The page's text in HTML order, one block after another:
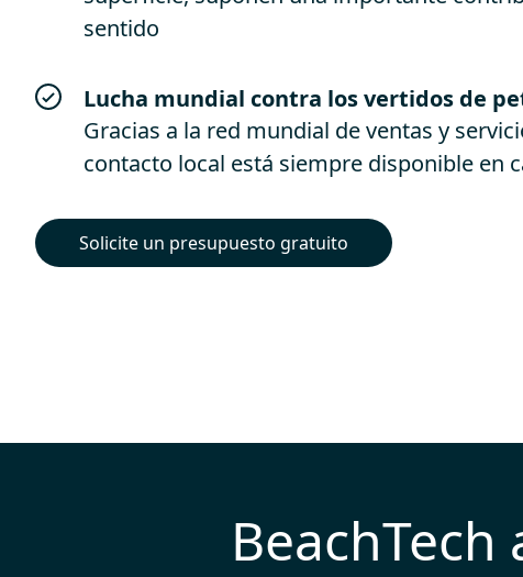
sentido
Lucha mundial contra los vertidos de
Gracias a la red mundial de ventas y
contacto local está siempre disponible en
Solicite un presupuesto gratuito